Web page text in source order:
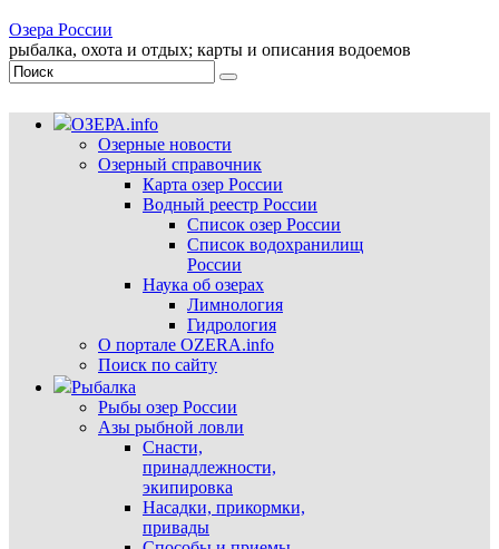
Озера России
рыбалка, охота и отдых; карты и описания водоемов
ОЗЕРА.info
Озерные новости
Озерный справочник
Карта озер России
Водный реестр России
Список озер России
Список водохранилищ
России
Наука об озерах
Лимнология
Гидрология
О портале OZERA.info
Поиск по сайту
Рыбалка
Рыбы озер России
Азы рыбной ловли
Снасти,
принадлежности,
экипировка
Насадки, прикормки,
привады